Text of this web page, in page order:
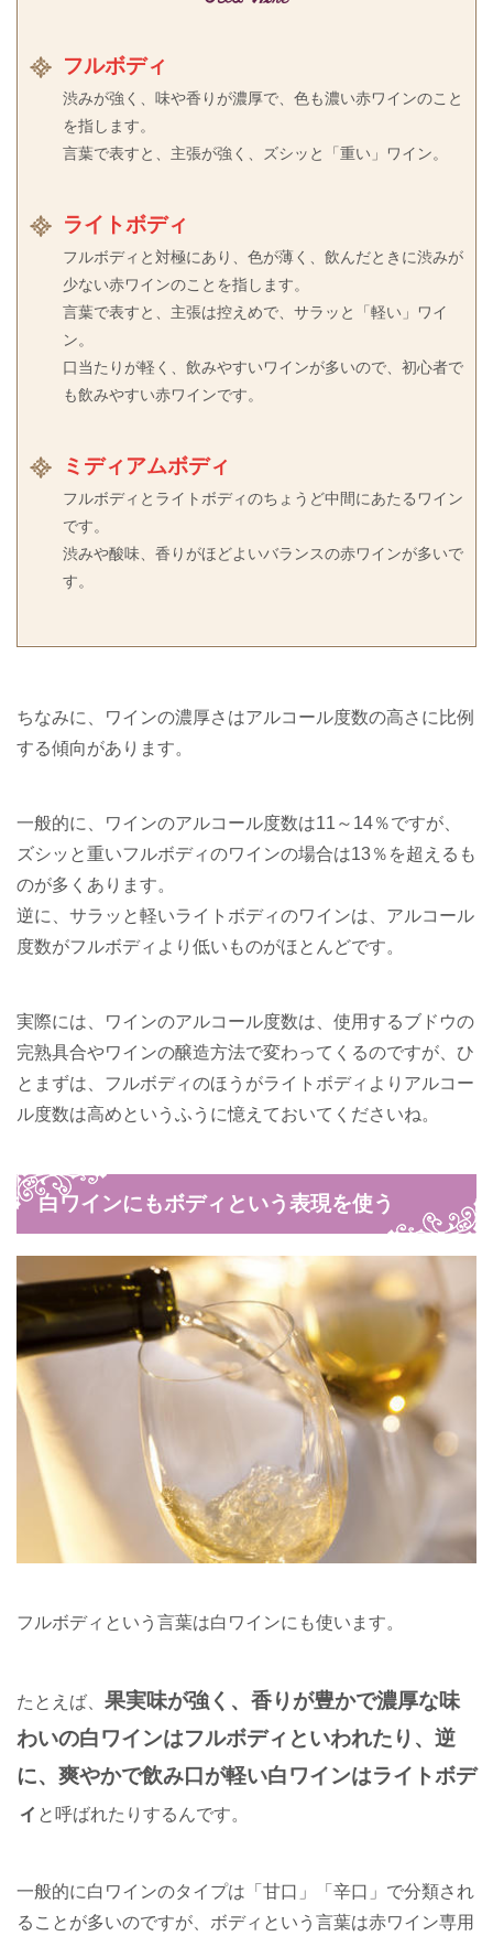
フルボディ
渋みが強く、味や香りが濃厚で、色も濃い赤ワインのこと
を指します。
言葉で表すと、主張が強く、ズシッと「重い」ワイン。
ライトボディ
フルボディと対極にあり、色が薄く、飲んだときに渋みが
少ない赤ワインのことを指します。
言葉で表すと、主張は控えめで、サラッと「軽い」ワイ
ン。
口当たりが軽く、飲みやすいワインが多いので、初心者で
も飲みやすい赤ワインです。
ミディアムボディ
フルボディとライトボディのちょうど中間にあたるワイン
です。
渋みや酸味、香りがほどよいバランスの赤ワインが多いで
す。
ちなみに、ワインの濃厚さはアルコール度数の高さに比例
する傾向があります。
一般的に、ワインのアルコール度数は11～14％ですが、
ズシッと重いフルボディのワインの場合は13％を超えるも
のが多くあります。
逆に、サラッと軽いライトボディのワインは、アルコール
度数がフルボディより低いものがほとんどです。
実際には、ワインのアルコール度数は、使用するブドウの
完熟具合やワインの醸造方法で変わってくるのですが、ひ
とまずは、フルボディのほうがライトボディよりアルコー
ル度数は高めというふうに憶えておいてくださいね。
白ワインにもボディという表現を使う
フルボディという言葉は白ワインにも使います。
たとえば、 果実味が強く、香りが豊かで濃厚な味
わいの白ワインはフルボディといわれたり、逆
に、爽やかで飲み口が軽い白ワインはライトボデ
ィ と呼ばれたりするんです。
一般的に白ワインのタイプは「甘口」「辛口」で分類され
ることが多いのですが、ボディという言葉は赤ワイン専用